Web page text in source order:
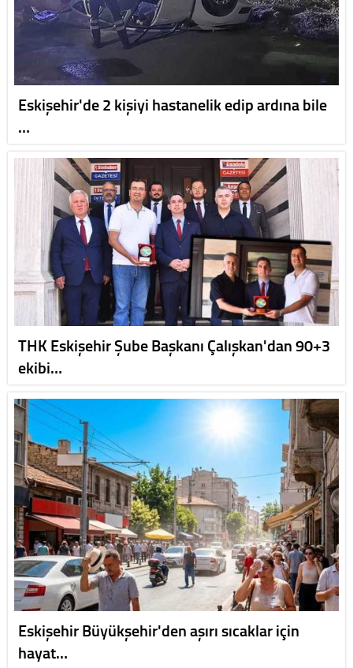
Eskişehir'de 2 kişiyi hastanelik edip ardına bile
…
THK Eskişehir Şube Başkanı Çalışkan'dan 90+3
ekibi…
Eskişehir Büyükşehir'den aşırı sıcaklar için
hayat…